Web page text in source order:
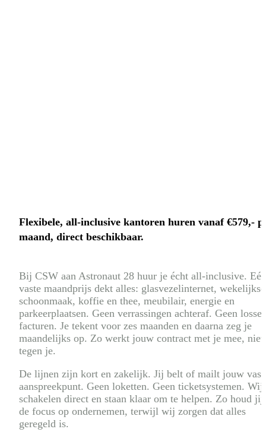
Flexibele, all-inclusive kantoren huren vanaf €579,-
maand, direct beschikbaar.
Bij CSW aan Astronaut 28 huur je écht all-inclusive.
vaste maandprijs dekt alles: glasvezelinternet, wekelijkse
schoonmaak, koffie en thee, meubilair, energie en
parkeerplaatsen. Geen verrassingen achteraf. Geen losse
facturen. Je tekent voor zes maanden en daarna zeg je
maandelijks op. Zo werkt jouw contract met je mee, niet
tegen je.
De lijnen zijn kort en zakelijk. Jij belt of mailt jouw
aanspreekpunt. Geen loketten. Geen ticketsystemen. Wij
schakelen direct en staan klaar om te helpen. Zo houd jij
de focus op ondernemen, terwijl wij zorgen dat alles
geregeld is.